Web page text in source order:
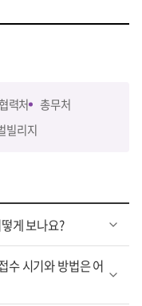
력처
총무처
빌리지
게 보나요?
수 시기와 방법은 어